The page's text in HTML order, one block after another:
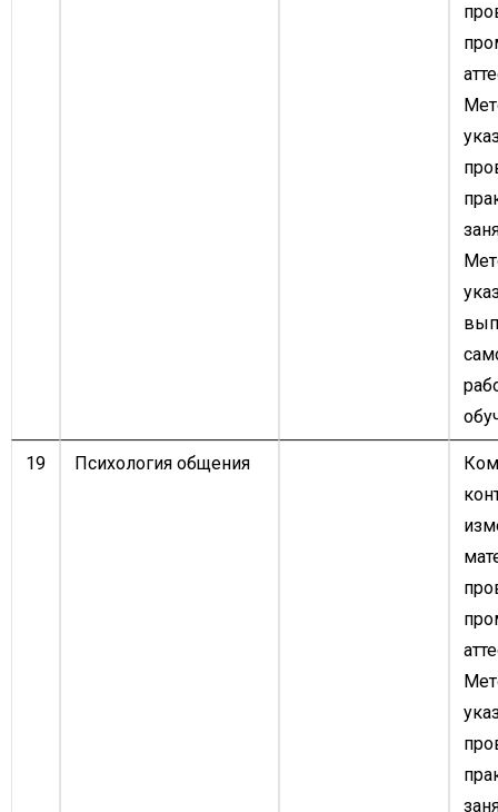
19 Психология общения